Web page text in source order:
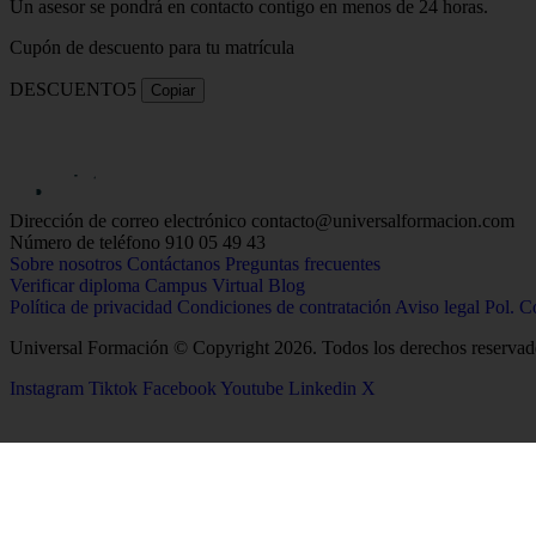
Un asesor se pondrá en contacto contigo en menos de 24 horas.
Cupón de descuento para tu matrícula
DESCUENTO5 Copiar
Dirección de correo electrónico contacto@universalformacion.com
Número de teléfono 910 05 49 43
Sobre nosotros Contáctanos Preguntas frecuentes
Verificar diploma Campus Virtual Blog
Política de privacidad Condiciones de contratación Aviso legal Pol.
Universal Formación © Copyright 2026. Todos los derechos
Instagram Tiktok Facebook Youtube Linkedin X